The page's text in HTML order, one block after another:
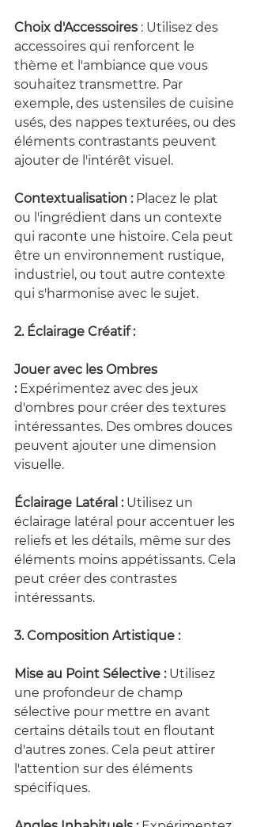
Choix d'Accessoires : Utilisez des
accessoires qui renforcent le
thème et l'ambiance que vous
souhaitez transmettre. Par
exemple, des ustensiles de cuisine
usés, des nappes texturées, ou des
éléments contrastants peuvent
ajouter de l'intérêt visuel.
Contextualisation : Placez le plat
ou l'ingrédient dans un contexte
qui raconte une histoire. Cela peut
être un environnement rustique,
industriel, ou tout autre contexte
qui s'harmonise avec le sujet.
2. Éclairage Créatif :
Jouer avec les Ombres
: Expérimentez avec des jeux
d'ombres pour créer des textures
intéressantes. Des ombres douces
peuvent ajouter une dimension
visuelle.
Éclairage Latéral : Utilisez un
éclairage latéral pour accentuer les
reliefs et les détails, même sur des
éléments moins appétissants. Cela
peut créer des contrastes
intéressants.
3. Composition Artistique :
Mise au Point Sélective : Utilisez
une profondeur de champ
sélective pour mettre en avant
certains détails tout en floutant
d'autres zones. Cela peut attirer
l'attention sur des éléments
spécifiques.